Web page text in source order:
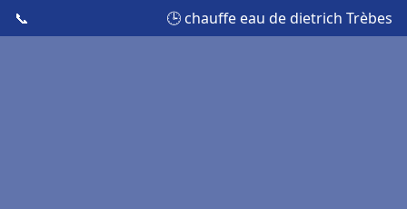
📞 🕒 chauffe eau de dietrich Trèbes